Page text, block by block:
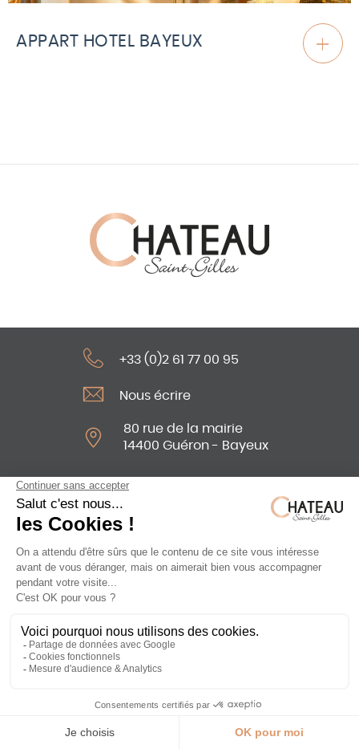
APPART HOTEL BAYEUX
+33 (0)2 61 77 00 95
Nous écrire
80 rue de la mairie
14400 Guéron - Bayeux
Suivez-
Blog
S'inscrire à la newsletter